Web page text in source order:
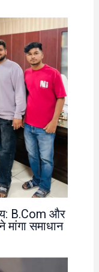
B.Com और
मांगा समाधान